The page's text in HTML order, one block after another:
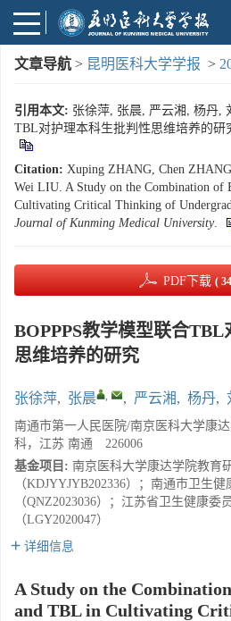
文章导航 > 昆明医科大学学报 >
引用本文: 张徐萍, 张晨, 严云湘, 杨丹,
TBL对护理本科生批判性思维培养的研
Citation: Xuping ZHANG, Chen
Wei LIU. A Study on the Combination of
Cultivating Critical Thinking of
Journal of Kunming Medical University.
PDF下载 (
BOPPPS教学模型联合
思维培养的研究
张徐萍, 张晨 , , 严云湘, 杨丹,
南通市第一人民医院/南京医科大学康
科，江苏 南通 226006
基金项目: 南京医科大学康达学院教育
（KDJYYJYB202336）；南通市卫生
（QNZ2023036）；江苏省卫生健康委
（LGY2020047）
详细信息
A Study on the
and TBL in Cultivating